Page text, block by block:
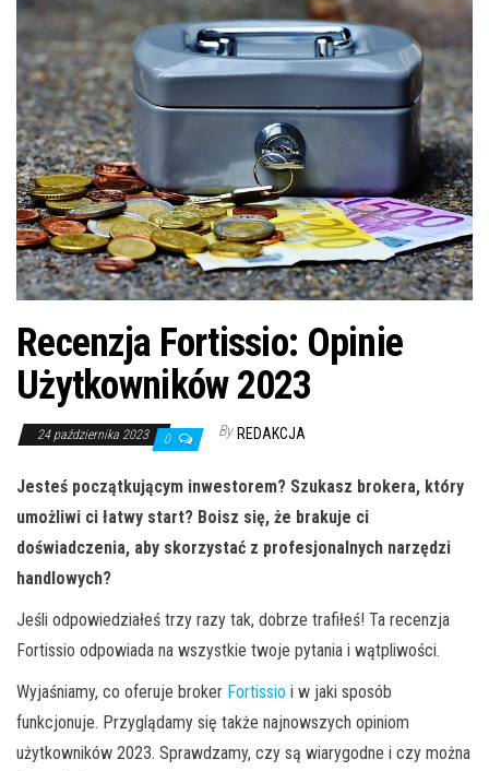
Recenzja Fortissio: Opinie
Użytkowników 2023
24 października 2023 0 By REDAKCJA
Jesteś początkującym inwestorem? Szukasz brokera, który
umożliwi ci łatwy start? Boisz się, że brakuje ci
doświadczenia, aby skorzystać z profesjonalnych narzędzi
handlowych?
Jeśli odpowiedziałeś trzy razy tak, dobrze trafiłeś! Ta recenzja
Fortissio odpowiada na wszystkie twoje pytania i wątpliwości.
Wyjaśniamy, co oferuje broker Fortissio i w jaki sposób
funkcjonuje. Przyglądamy się także najnowszych opiniom
użytkowników 2023. Sprawdzamy, czy są wiarygodne i czy można